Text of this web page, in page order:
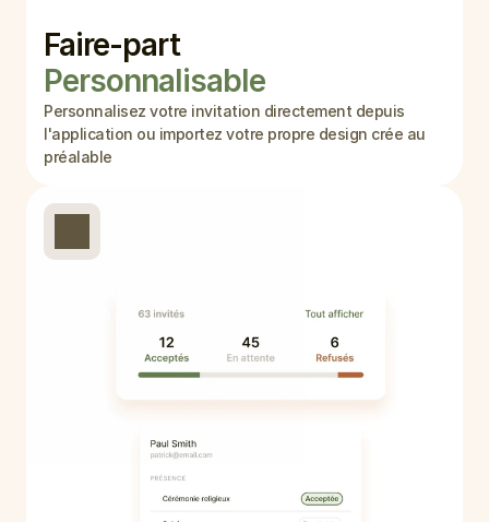
Faire-part
Personnalisable
Personnalisez votre invitation directement depuis
l'application ou importez votre propre design crée au
préalable